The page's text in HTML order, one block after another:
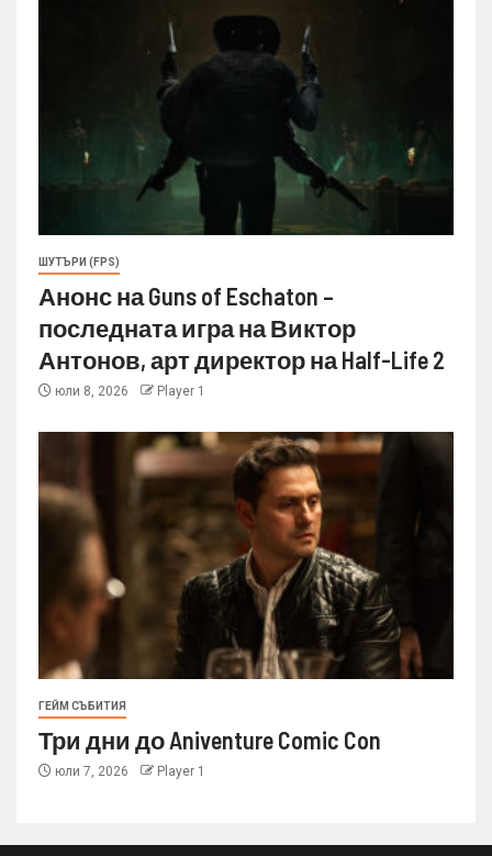
ШУТЪРИ (FPS)
Анонс на Guns of Eschaton –
последната игра на Виктор
Антонов, арт директор на Half-Life 2
юли 8, 2026 Player 1
ГЕЙМ СЪБИТИЯ
Три дни до Aniventure Comic Con
юли 7, 2026 Player 1